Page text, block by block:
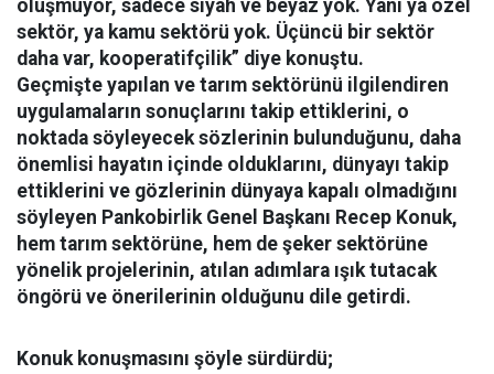
oluşmuyor, sadece siyah ve beyaz yok. Yani ya özel
sektör, ya kamu sektörü yok. Üçüncü bir sektör
daha var, kooperatifçilik” diye konuştu.
Geçmişte yapılan ve tarım sektörünü ilgilendiren
uygulamaların sonuçlarını takip ettiklerini, o
noktada söyleyecek sözlerinin bulunduğunu, daha
önemlisi hayatın içinde olduklarını, dünyayı takip
ettiklerini ve gözlerinin dünyaya kapalı olmadığını
söyleyen Pankobirlik Genel Başkanı Recep Konuk,
hem tarım sektörüne, hem de şeker sektörüne
yönelik projelerinin, atılan adımlara ışık tutacak
öngörü ve önerilerinin olduğunu dile getirdi.
Konuk konuşmasını şöyle sürdürdü;